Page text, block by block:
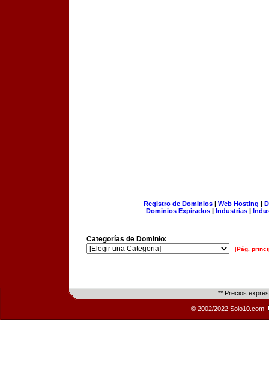
Registro de Dominios| Web Hosting |
Dominios Expirados | Industrias |
Categorías de Dominio:
[Pág.
** Precios
© 2002/2022 Solo10.com